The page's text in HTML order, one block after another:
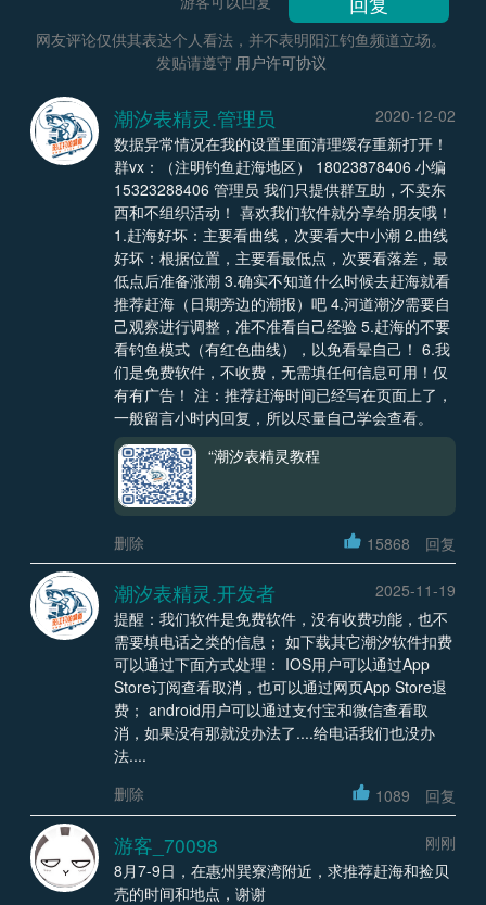
网友评论仅供其表达个人看法，并不表明阳江钓鱼频道立场。
发贴请遵守 用户许可协议
潮汐表精灵.管理员
2020-12-02
数据异常情况在我的设置里面清理缓存重新打开！
群vx：（注明钓鱼赶海地区） 18023878406 小编
15323288406 管理员 我们只提供群互助，不卖东
西和不组织活动！ 喜欢我们软件就分享给朋友哦！
1.赶海好坏：主要看曲线，次要看大中小潮 2.曲线
好坏：根据位置，主要看最低点，次要看落差，最
低点后准备涨潮 3.确实不知道什么时候去赶海就看
推荐赶海（日期旁边的潮报）吧 4.河道潮汐需要自
己观察进行调整，准不准看自己经验 5.赶海的不要
看钓鱼模式（有红色曲线），以免看晕自己！ 6.我
们是免费软件，不收费，无需填任何信息可用！仅
有有广告！ 注：推荐赶海时间已经写在页面上了，
一般留言小时内回复，所以尽量自己学会查看。
“潮汐表精灵教程
删除 15868 回复
潮汐表精灵.开发者
2025-11-19
提醒：我们软件是免费软件，没有收费功能，也不
需要填电话之类的信息； 如下载其它潮汐软件扣费
可以通过下面方式处理： IOS用户可以通过App
Store订阅查看取消，也可以通过网页App Store退
费； android用户可以通过支付宝和微信查看取
消，如果没有那就没办法了....给电话我们也没办
法....
删除
1089 回复
游客_70098
刚刚
8月7-9日，在惠州巽寮湾附近，求推荐赶海和捡贝
壳的时间和地点，谢谢